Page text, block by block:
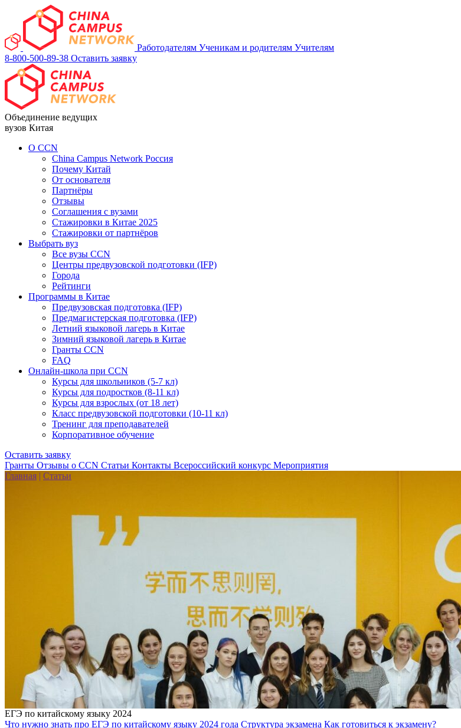
Работодателям Ученикам и родителям Учителям
8-800-500-89-38 Оставить заявку
Объединение ведущих
вузов Китая
О ССN
China Campus Network Россия
Почему Китай
От основателя
Партнёры
Отзывы
Соглашения с вузами
Стажировки в Китае 2025
Стажировки от партнёров
Выбрать вуз
Все вузы CCN
Центры предвузовской подготовки (IFP)
Города
Рейтинги
Программы в Китае
Предвузовская подготовка (IFP)
Предмагистерская подготовка (IFP)
Летний языковой лагерь в Китае
Зимний языковой лагерь в Китае
Гранты CCN
FAQ
Онлайн-школа при CCN
Курсы для школьников (5-7 кл)
Курсы для подростков (8-11 кл)
Курсы для взрослых (от 18 лет)
Класс предвузовской подготовки (10-11 кл)
Тренинг для преподавателей
Корпоративное обучение
Оставить заявку
Гранты Отзывы о CCN Статьи Контакты Всероссийский конкурс Мероприятия
Главная | Статьи
ЕГЭ по китайскому языку 2024
Что нужно знать про ЕГЭ по китайскому языку 2024 года Структура экзамена Как готовиться к экзамену?